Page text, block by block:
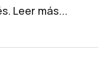
Leer más...